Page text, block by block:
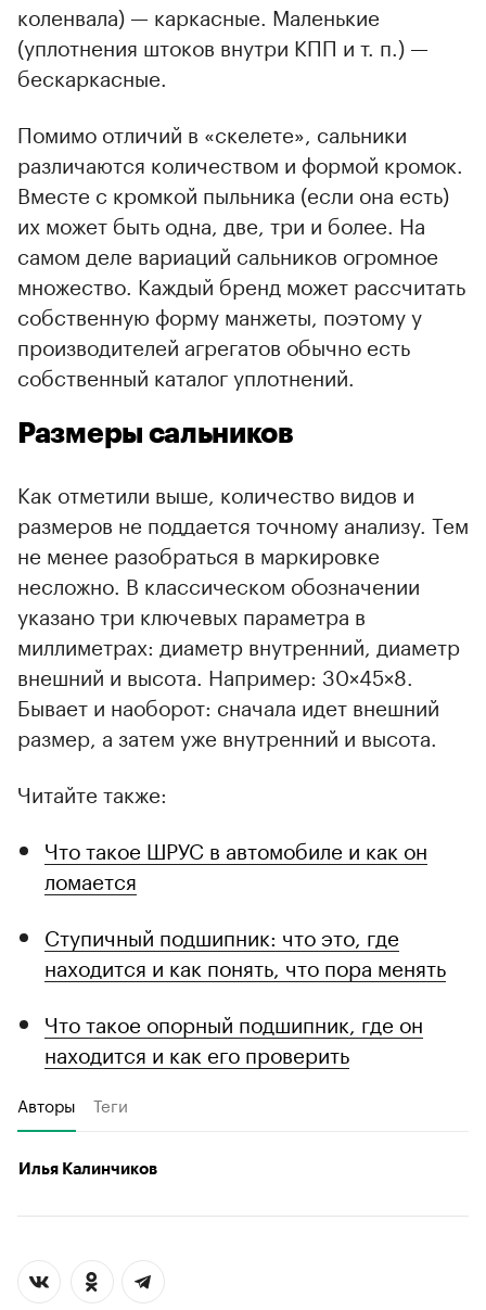
коленвала) — каркасные. Маленькие
(уплотнения штоков внутри КПП и т. п.) —
бескаркасные.
Помимо отличий в «скелете», сальники
различаются количеством и формой кромок.
Вместе с кромкой пыльника (если она есть)
их может быть одна, две, три и более. На
самом деле вариаций сальников огромное
множество. Каждый бренд может рассчитать
собственную форму манжеты, поэтому у
производителей агрегатов обычно есть
собственный каталог уплотнений.
Размеры сальников
Как отметили выше, количество видов и
размеров не поддается точному анализу. Тем
не менее разобраться в маркировке
несложно. В классическом обозначении
указано три ключевых параметра в
миллиметрах: диаметр внутренний, диаметр
внешний и высота. Например: 30×45×8.
Бывает и наоборот: сначала идет внешний
размер, а затем уже внутренний и высота.
Читайте также:
Что такое ШРУС в автомобиле и как он
ломается
Ступичный подшипник: что это, где
находится и как понять, что пора менять
Что такое опорный подшипник, где он
находится и как его проверить
Авторы Теги
Илья Калинчиков